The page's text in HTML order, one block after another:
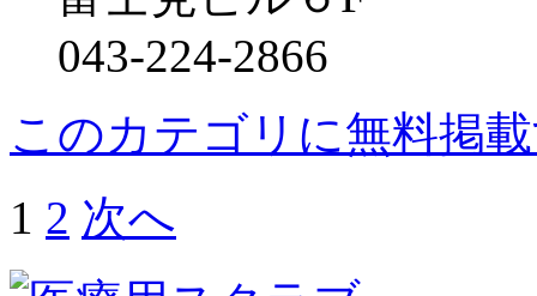
043-224-2866
このカテゴリに無料掲
1 2 次へ